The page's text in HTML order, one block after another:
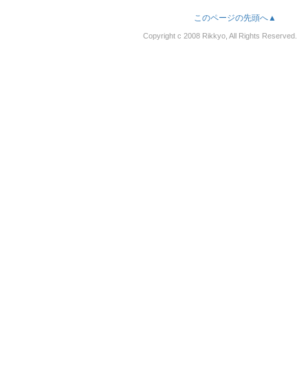
このページの先頭へ▲
Copyright c 2008 Rikkyo, All Rights Reserved.